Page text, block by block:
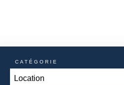
CATÉGORIE
Location